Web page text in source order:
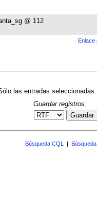
@ 112
Enlace
las entradas seleccionadas:
Guardar registros:
Guardar
Búsqueda CQL